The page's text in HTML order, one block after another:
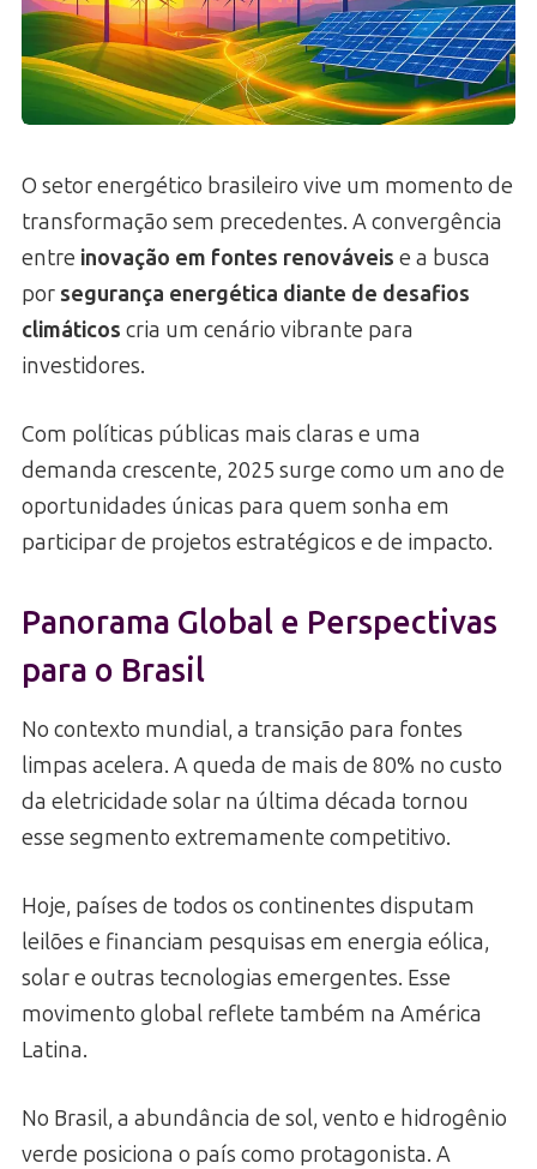
O setor energético brasileiro vive um momento de
transformação sem precedentes. A convergência
entre inovação em fontes renováveis e a busca
por segurança energética diante de desafios
climáticos cria um cenário vibrante para
investidores.
Com políticas públicas mais claras e uma
demanda crescente, 2025 surge como um ano de
oportunidades únicas para quem sonha em
participar de projetos estratégicos e de impacto.
Panorama Global e Perspectivas
para o Brasil
No contexto mundial, a transição para fontes
limpas acelera. A queda de mais de 80% no custo
da eletricidade solar na última década tornou
esse segmento extremamente competitivo.
Hoje, países de todos os continentes disputam
leilões e financiam pesquisas em energia eólica,
solar e outras tecnologias emergentes. Esse
movimento global reflete também na América
Latina.
No Brasil, a abundância de sol, vento e hidrogênio
verde posiciona o país como protagonista. A